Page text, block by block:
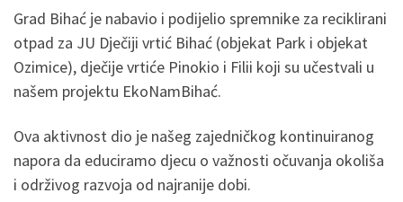
Grad Bihać je nabavio i podijelio spremnike za reciklirani
otpad za JU Dječiji vrtić Bihać (objekat Park i objekat
Ozimice), dječije vrtiće Pinokio i Filii koji su učestvali u
našem projektu EkoNamBihać.
Ova aktivnost dio je našeg zajedničkog kontinuiranog
napora da educiramo djecu o važnosti očuvanja okoliša
i održivog razvoja od najranije dobi.